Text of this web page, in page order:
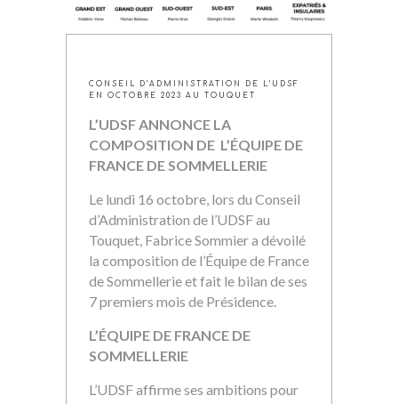
CONSEIL D’ADMINISTRATION DE L’UDSF
EN OCTOBRE 2023 AU TOUQUET
L’UDSF ANNONCE LA
COMPOSITION DE L’ÉQUIPE DE
FRANCE DE SOMMELLERIE
Le lundi 16 octobre, lors du Conseil
d’Administration de l’UDSF au
Touquet, Fabrice Sommier a dévoilé
la composition de l’Équipe de France
de Sommellerie et fait le bilan de ses
7 premiers mois de Présidence.
L’ÉQUIPE DE FRANCE DE
SOMMELLERIE
L’UDSF affirme ses ambitions pour